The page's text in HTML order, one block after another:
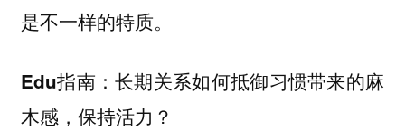
是不一样的特质。
Edu指南：长期关系如何抵御习惯带来的麻
木感，保持活力？